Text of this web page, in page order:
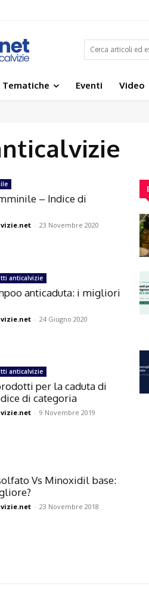
Tematiche Eventi Video
– Indice di
- 23 Novembre 2020
anticalvizie
anticaduta: i migliori
- 24 Giugno 2020
anticalvizie
per la caduta di
di categoria
- 9 Novembre 2019
Vs Minoxidil base:
- 23 Novembre 2018